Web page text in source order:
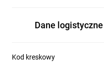
Dane logistyczne
Kod kreskowy